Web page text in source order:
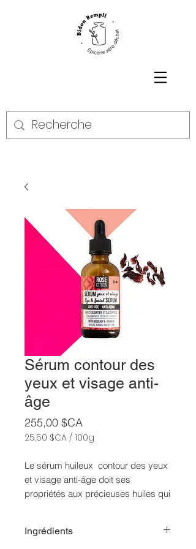
Sérum contour des
yeux et visage anti-
âge
255,00 $CAPrix
25,50 $CA / 100g
pour
100
Grammes
Le sérum huileux contour des yeux
et visage anti-âge doit ses
propriétés aux précieuses huiles qui
L’huile de son de riz
est antioxydant
Ingrédients